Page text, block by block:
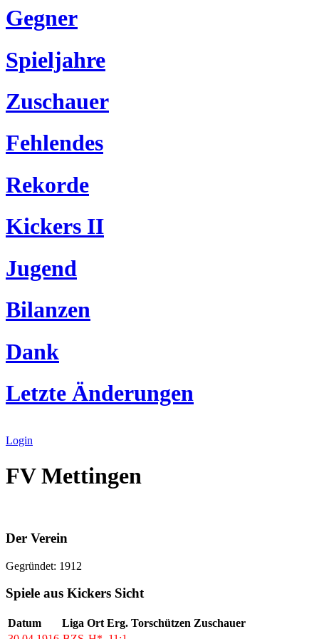
Gegner
Spieljahre
Zuschauer
Fehlendes
Rekorde
Kickers II
Jugend
Bilanzen
Dank
Letzte Änderungen
Login
FV Mettingen
Der Verein
Gegründet: 1912
Spiele aus Kickers Sicht
Datum Liga Ort Erg. Torschützen Zuschauer